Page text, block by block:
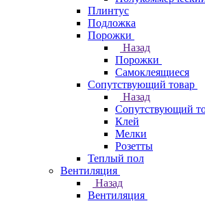
Плинтус
Подложка
Порожки
Назад
Порожки
Самоклеящиеся
Сопутствующий товар
Назад
Сопутствующий
Клей
Мелки
Розетты
Теплый пол
Вентиляция
Назад
Вентиляция